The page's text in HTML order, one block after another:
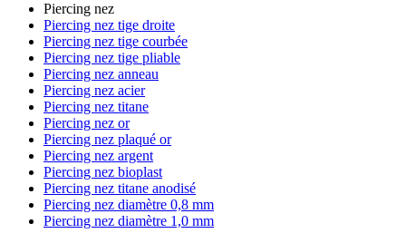
Piercing nez
Piercing nez tige droite
Piercing nez tige courbée
Piercing nez tige pliable
Piercing nez anneau
Piercing nez acier
Piercing nez titane
Piercing nez or
Piercing nez plaqué or
Piercing nez argent
Piercing nez bioplast
Piercing nez titane anodisé
Piercing nez diamètre 0,8 mm
Piercing nez diamètre 1,0 mm